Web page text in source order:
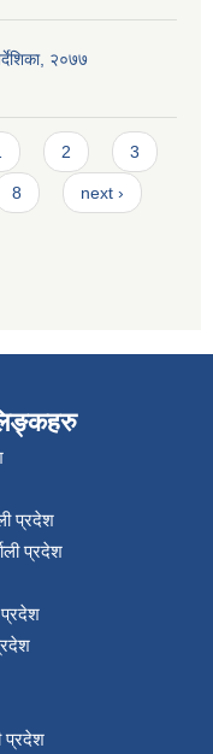
२०७७
2 3
8 next ›
प्रदेश
प्रदेश
प्रदेश
प्रदेश